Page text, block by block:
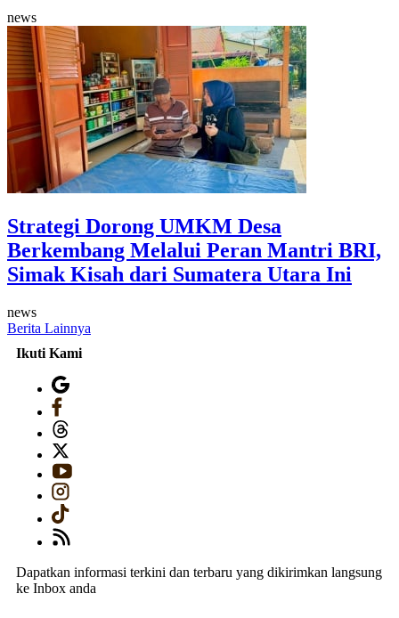
news
Strategi Dorong UMKM Desa
Berkembang Melalui Peran Mantri BRI,
Simak Kisah dari Sumatera Utara Ini
news
Berita Lainnya
Ikuti Kami
Dapatkan informasi terkini dan terbaru yang dikirimkan langsung
ke Inbox anda